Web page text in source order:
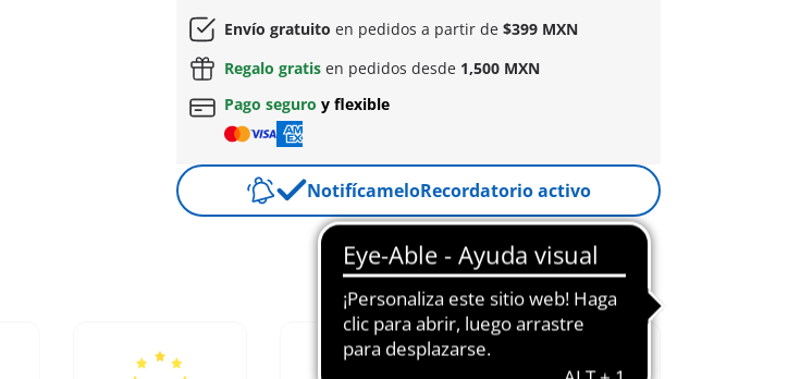
Envío gratuito en pedidos a partir de $399 MXN
Regalo gratis en pedidos desde 1,500 MXN
Pago seguro y flexible
NotifícameloRecordatorio activo